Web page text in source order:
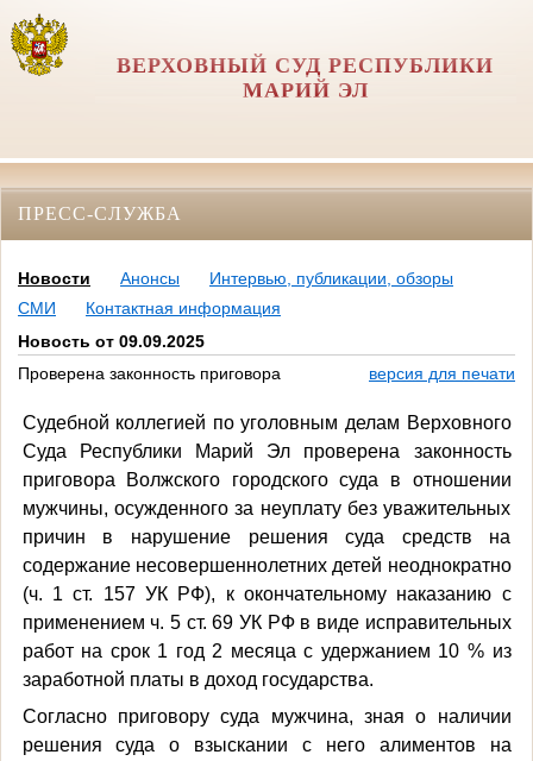
ВЕРХОВНЫЙ СУД РЕСПУБЛИКИ
МАРИЙ ЭЛ
ПРЕСС-СЛУЖБА
Новости Анонсы
Интервью, публикации, обзоры
СМИ
Контактная информация
Новость от 09.09.2025
Проверена законность приговора
версия для печати
Судебной коллегией по уголовным делам Верховного
Суда Республики Марий Эл проверена законность
приговора Волжского городского суда в отношении
мужчины, осужденного за неуплату без уважительных
причин в нарушение решения суда средств на
содержание несовершеннолетних детей неоднократно
(ч. 1 ст. 157 УК РФ), к окончательному наказанию с
применением ч. 5 ст. 69 УК РФ в виде исправительных
работ на срок 1 год 2 месяца с удержанием 10 % из
заработной платы в доход государства.
Согласно приговору суда мужчина, зная о наличии
решения суда о взыскании с него алиментов на